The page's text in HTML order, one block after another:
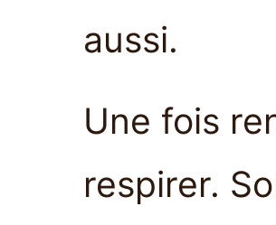
aussi.
Une fois
respirer.